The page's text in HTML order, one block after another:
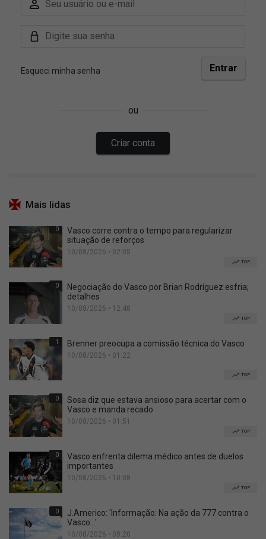
Mais lidas
0
Vasco corre contra o tempo para regularizar
situação de reforços
10/08/2026 • 02:05
TOP
0
Negociação do Vasco por Brian Rodríguez esfria;
detalhes
10/08/2026 • 12:48
TOP
1 Brenner preocupa a comissão técnica do Vasco
10/08/2026 • 01:22
TOP
0
Sosa diz que estava ansioso para acertar com o
Vasco e manda recado
10/08/2026 • 01:51
TOP
0
Vasco enfrenta dilema médico antes de duelos
importantes
10/08/2026 • 10:08
TOP
0
J.Americo: 'Informação: Na ação da 777 contra o
Vasco...'
10/08/2026 • 08:20